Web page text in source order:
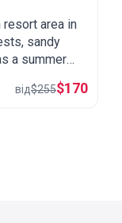
resort area in
sandy
a summer
від$255$170